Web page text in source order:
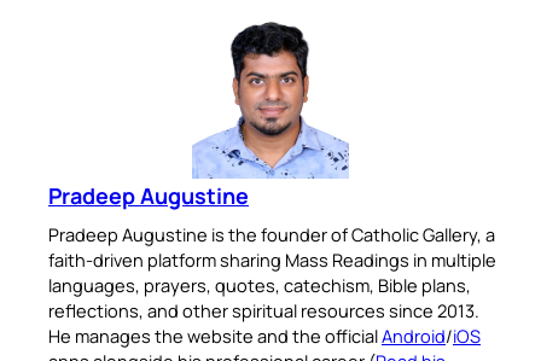
Pradeep Augustine
Pradeep Augustine is the founder of Catholic Gallery, a
faith-driven platform sharing Mass Readings in multiple
languages, prayers, quotes, catechism, Bible plans,
reflections, and other spiritual resources since 2013.
He manages the website and the officialAndroid/iOS